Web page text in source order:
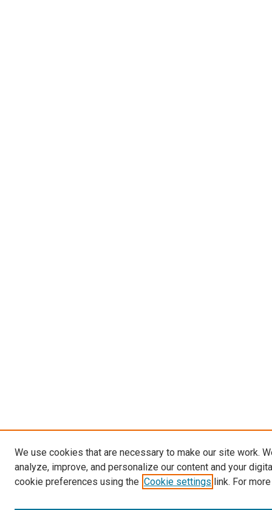
We use cookies that are necessary to make our site work.
analyze, improve, and personalize our content and your
cookie preferences using the Cookie settings link. For